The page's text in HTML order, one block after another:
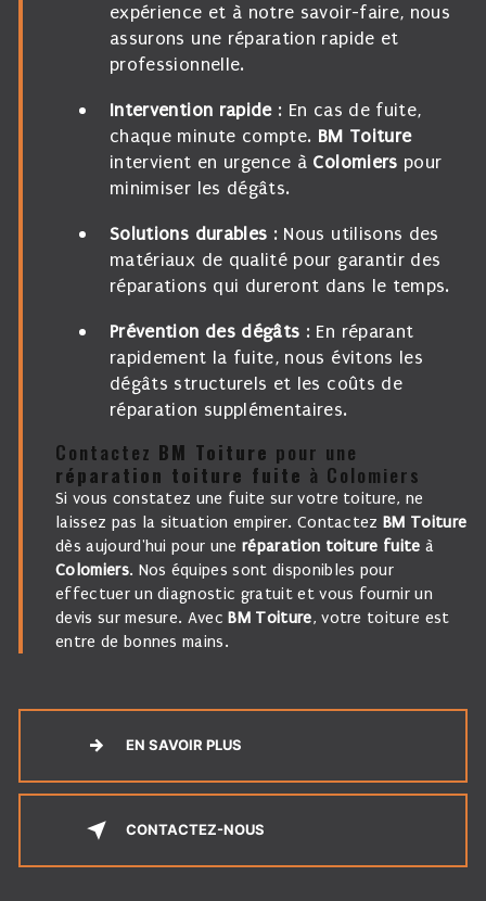
expérience et à notre savoir-faire, nous
assurons une réparation rapide et
professionnelle.
Intervention rapide: En cas de fuite,
chaque minute compte. BM Toiture
intervient en urgence à Colomiers pour
minimiser les dégâts.
Solutions durables : Nous utilisons des
matériaux de qualité pour garantir des
réparations qui dureront dans le temps.
Prévention des dégâts : En réparant
rapidement la fuite, nous évitons les
dégâts structurels et les coûts de
réparation supplémentaires.
Contactez BM Toiture pour une
réparation toiture fuite à Colomiers
Si vous constatez une fuite sur votre toiture, ne
laissez pas la situation empirer. ContactezBM Toiture
dès aujourd'hui pour uneréparation toiture fuite à
Colomiers. Nos équipes sont disponibles pour
effectuer un diagnostic gratuit et vous fournir un
devis sur mesure. AvecBM Toiture, votre toiture est
entre de bonnes mains.
EN SAVOIR PLUS
CONTACTEZ-NOUS